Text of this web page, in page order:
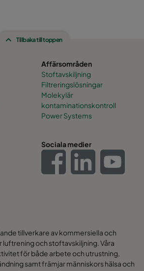
Tillbaka till toppen
Affärsområden
Stoftavskiljning
Filtreringslösningar
Molekylär
kontaminationskontroll
Power Systems
Sociala medier
tillverkare av kommersiella och
luftrening och stoftavskiljning. Våra
för både arbete och utrustning,
samt främjar människors hälsa och